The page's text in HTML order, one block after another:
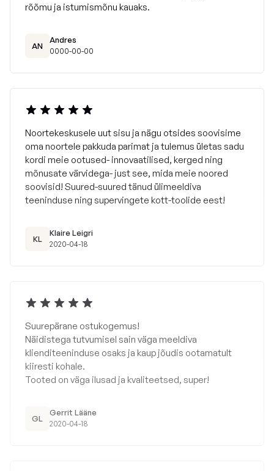
rõõmu ja istumismõnu kauaks.
AN
Andres
0000-00-00
Noortekeskusele uut sisu ja nägu otsides soovisime
oma noortele pakkuda parimat ja tulemus ületas sadu
kordi meie ootused- innovaatilised, kerged ning
mõnusate värvidega- just see, mida meie noored
soovisid! Suured-suured tänud ülimeeldiva
teeninduse ning supervingete kott-toolide eest!
KL
Klaire Leigri
2020-04-18
Suurepärane ostukogemus!
Näidistega tutvumisel sain väga meeldiva
klienditeeninduse osaks ja kaup jõudis ootamatult
kiiresti kohale.
Tooted on väga ilusad ja kvaliteetsed, super!
GL
Gerrit Lääne
2020-04-18